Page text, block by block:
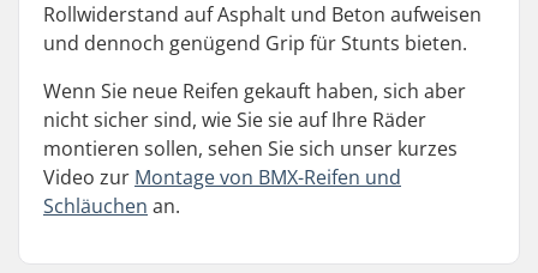
Rollwiderstand auf Asphalt und Beton aufweisen
und dennoch genügend Grip für Stunts bieten.
Wenn Sie neue Reifen gekauft haben, sich aber
nicht sicher sind, wie Sie sie auf Ihre Räder
montieren sollen, sehen Sie sich unser kurzes
Video zur Montage von BMX-Reifen und
Schläuchen an.